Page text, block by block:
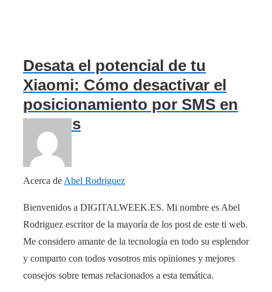
Desata el potencial de tu
Xiaomi: Cómo desactivar el
posicionamiento por SMS en
3 pasos
Acerca de Abel Rodriguez
Bienvenidos a DIGITALWEEK.ES. Mi nombre es Abel
Rodriguez escritor de la mayoría de los post de este ti web.
Me considero amante de la tecnología en todo su esplendor
y comparto con todos vosotros mis opiniones y mejores
consejos sobre temas relacionados a esta temática.